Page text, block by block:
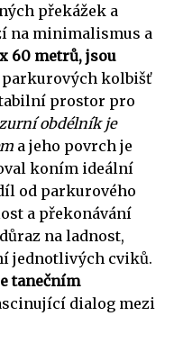
překážek a
na minimalismus a
60 metrů, jsou
kolbišť
prostor pro
obdélník je
a jeho povrch je
koním ideální
od parkurového
a překonávání
na ladnost,
jednotlivých cviků.
tanečním
dialog mezi